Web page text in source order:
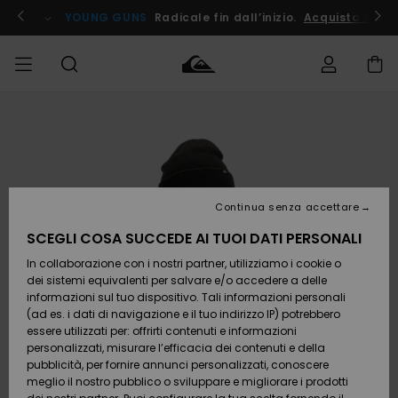
informazioni
prodotto
! YOUNG GUNS Radicale fin dall’inizio. Acquista Ora
Accessori
Calzature
e
infradito
Surf /
Acqua
Accessori
Calzature
e
infradito
Surf /
Acqua
Nuovi
Da
Scoprire
Snow
SURF
Uomo
Highlights
Comunità
SNOW
Uomo
Shop
Snow
Shop
Donna
OUTLET
Uomo
Outlet
Donna
Spedizione
Pagamento
Buono regalo
Quiksilver
Freedom
SCEGLI COSA SUCCEDE AI TUOI DATI PERSONALI
In collaborazione con i nostri partner, utilizziamo i cookie o
dei sistemi equivalenti per salvare e/o accedere a delle
informazioni sul tuo dispositivo. Tali informazioni personali
(ad es. i dati di navigazione e il tuo indirizzo IP) potrebbero
essere utilizzati per: offrirti contenuti e informazioni
personalizzati, misurare l’efficacia dei contenuti e della
pubblicità, per fornire annunci personalizzati, conoscere
meglio il nostro pubblico o sviluppare e migliorare i prodotti
Continua senza accettare